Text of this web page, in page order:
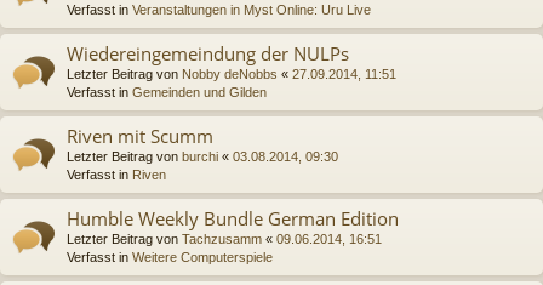
Verfasst in Veranstaltungen in Myst Online: Uru Live
Wiedereingemeindung der NULPs
Letzter Beitrag von Nobby deNobbs « 27.09.2014, 11:51
Verfasst in Gemeinden und Gilden
Riven mit Scumm
Letzter Beitrag von burchi « 03.08.2014, 09:30
Verfasst in Riven
Humble Weekly Bundle German Edition
Letzter Beitrag von Tachzusamm « 09.06.2014, 16:51
Verfasst in Weitere Computerspiele